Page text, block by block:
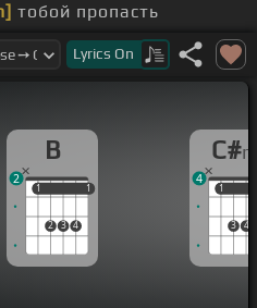
тобой пропасть
мечтаем[F#m]в
Lyrics On
B
1
2 3 4
1
1 1
2
C#
1
3 4
1
4